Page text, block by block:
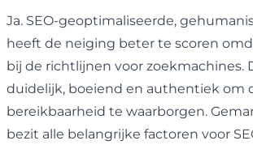
Ja. SEO-geoptimaliseerde,
heeft de neiging beter te scoren
bij de richtlijnen voor zoekmachines.
duidelijk, boeiend en authentiek om
bereikbaarheid te waarborgen.
bezit alle belangrijke factoren voor